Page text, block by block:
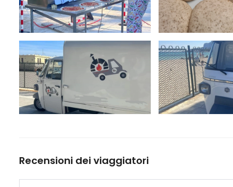
Recensioni dei viaggiatori